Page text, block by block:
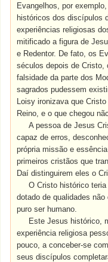
Evangelhos, por
históricos dos discípulos
experiências religiosas
mitificado a figura de
e Redentor. De fato, os
séculos depois de Cristo,
falsidade da parte dos
sagrados pudessem
Loisy ironizava que
Reino, e o que chegou
A pessoa de Jesus
capaz de erros,
própria missão e
primeiros cristãos que
Daí distinguirem eles o
O Cristo histórico
dotado de qualidades
puro ser humano.
Este Jesus histórico,
experiência religiosa
pouco, a conceber-se
seus discípulos